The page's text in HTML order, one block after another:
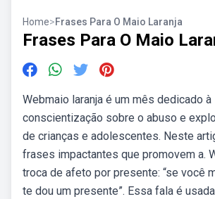
Home>Frases Para O Maio Laranja
Frases Para O Maio
Webmaio laranja é um mês dedicado à
conscientização sobre o abuso e
de crianças e adolescentes. Neste
frases impactantes que promovem a.
troca de afeto por presente: “se você
te dou um presente”. Essa fala é